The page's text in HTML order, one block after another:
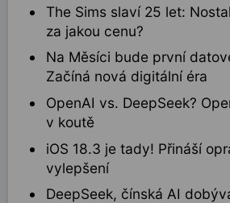
The Sims slaví 25 let:
za jakou cenu?
Na Měsíci bude první
Začíná nová digitální éra
OpenAI vs. DeepSeek?
v koutě
iOS 18.3 je tady! Přináší
vylepšení
DeepSeek, čínská AI